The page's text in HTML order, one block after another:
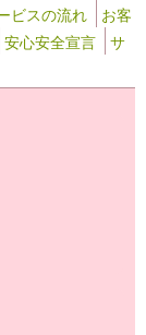
ビスの流れ
お客
安心安全宣言
サ